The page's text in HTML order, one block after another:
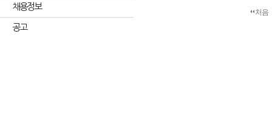
채용정보
공고
처음